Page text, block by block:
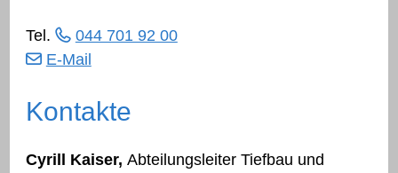
Tel.
044 701 92 00
E-Mail
Kontakte
Cyrill Kaiser,Abteilungsleiter Tiefbau und